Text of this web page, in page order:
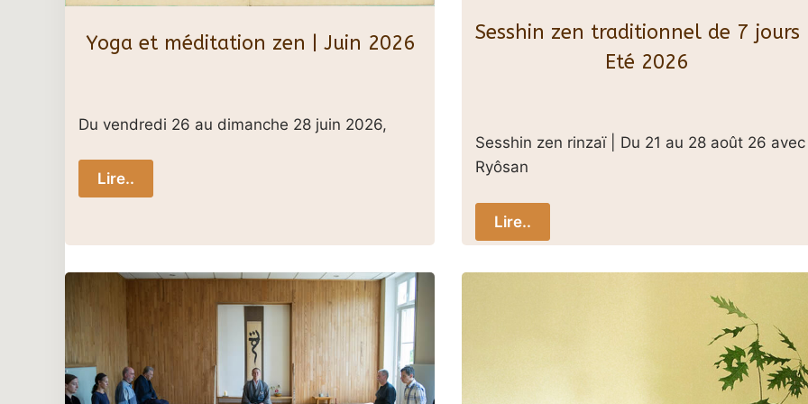
Yoga et méditation zen | Juin 2026
Du vendredi 26 au dimanche 28 juin 2026,
Lire..
Sesshin zen traditionnel de 7 jours
Eté 2026
Sesshin zen rinzaï | Du 21 au 28 août 26 avec
Ryôsan
Lire..